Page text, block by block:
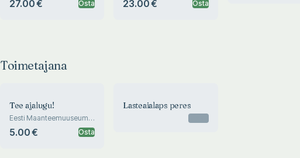
27.00 € Osta 23.00 € Osta
Toimetajana
Tee ajalugu!
Eesti Maanteemuuseumi
püsinäitus
5.00 € Osta
Lasteaialaps peres